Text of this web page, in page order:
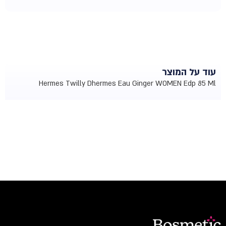
עוד על המוצר
Hermes Twilly Dhermes Eau Ginger WOMEN Edp 85 Ml